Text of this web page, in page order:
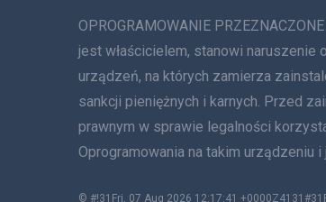
OPROGRAMOWANIE
jest właścicielem, stanowi naruszenie
urządzeń, na których zamierza
sankcji pieniężnych i karnych. Przed
prawnym w sprawie legalności
Oprogramowania na takim urządzeniu
© #!31Fri, 07 Aug 2026 12:17:41